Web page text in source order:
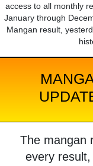
access to all monthly
January through
Mangan result,
The mangan
every